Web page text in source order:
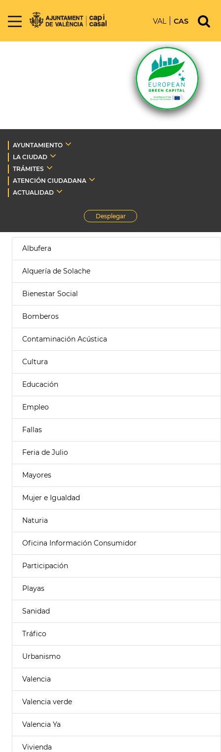
VAL CAS
AYUNTAMIENTO
LA CIUDAD
TRÁMITES
ATENCIÓN CIUDADANA
ACTUALIDAD
Desplegar
Albufera
Alquería de Solache
Bienestar Social
Bomberos
Contaminación Acústica
Cultura
Educación
Empleo
Fallas
Feria de Julio
Mayores
Mujer e Igualdad
Naturia
Oficina Información Consumidor
Participación
Playas
Sanidad
Tráfico
Urbanismo
Valencia
Valencia verde
Valencia Ya
Vivienda